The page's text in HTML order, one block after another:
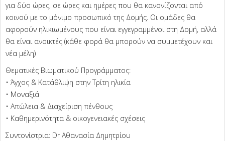
για δύο ώρες, σε ώρες και ημέρες που θα κανονίζονται από
κοινού με το μόνιμο προσωπικό της Δομής. Οι ομάδες θα
αφορούν ηλικιωμένους που είναι εγγεγραμμένοι στη Δομή, αλλά
θα είναι ανοικτές (κάθε φορά θα μπορούν να συμμετέχουν και
νέα μέλη)
Θεματικές Βιωματικού Προγράμματος:
• Άγχος & Κατάθλιψη στην Τρίτη ηλικία
• Μοναξιά
• Απώλεια & Διαχείριση πένθους
• Καθημερινότητα & οικογενειακές σχέσεις
Συντονίστρια: Dr Αθανασία Δημητρίου